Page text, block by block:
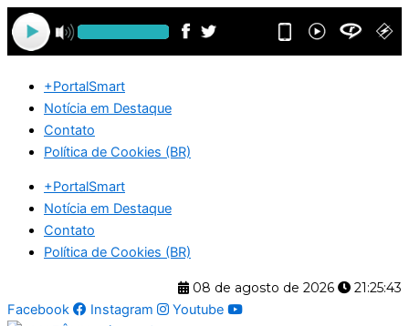
Ir
para
o
+PortalSmart
Notícia em Destaque
Contato
Política de Cookies (BR)
+PortalSmart
Notícia em Destaque
Contato
Política de Cookies (BR)
08 de agosto de 2026
21:25:43
Facebook
Instagram Youtube